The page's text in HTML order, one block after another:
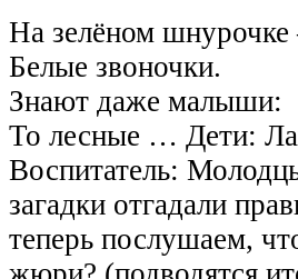
На зелёном шнурочке
Белые звоночки.
Знают даже малыши:
То лесные … Дети:
Воспитатель:
загадки отгадали
теперь послушаем,